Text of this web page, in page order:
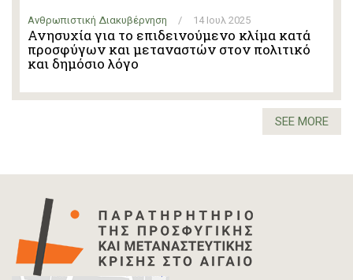
Ανθρωπιστική Διακυβέρνηση / 14 Ιουλ 2025
Ανησυχία για το επιδεινούμενο κλίμα κατά
προσφύγων και μεταναστών στον πολιτικό
και δημόσιο λόγo
SEE MORE